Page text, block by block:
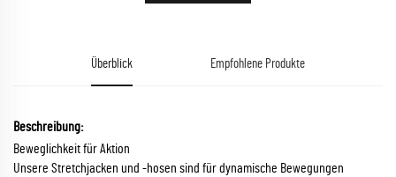
Überblick Empfohlene Produkte
Beschreibung:
Beweglichkeit für Aktion
Unsere Stretchjacken und -hosen sind für dynamische Bewegungen